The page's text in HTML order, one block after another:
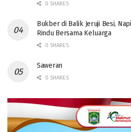
0 SHARES
Bukber di Balik Jeruji Besi,
Rindu Bersama Keluarga
0 SHARES
Saweran
0 SHARES